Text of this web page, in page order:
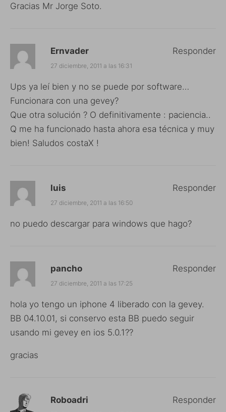
Gracias Mr Jorge Soto.
Ernvader
27 diciembre, 2011 a las 16:31
Ups ya leí bien y no se puede por software…
Funcionara con una gevey?
Que otra solución ? O definitivamente : paciencia..
Q me ha funcionado hasta ahora esa técnica y muy
bien! Saludos costaX !
Responder
luis
27 diciembre, 2011 a las 16:50
no puedo descargar para windows que hago?
Responder
pancho
27 diciembre, 2011 a las 17:25
hola yo tengo un iphone 4 liberado con la gevey.
BB 04.10.01, si conservo esta BB puedo seguir
usando mi gevey en ios 5.0.1??
gracias
Responder
Roboadri Responder